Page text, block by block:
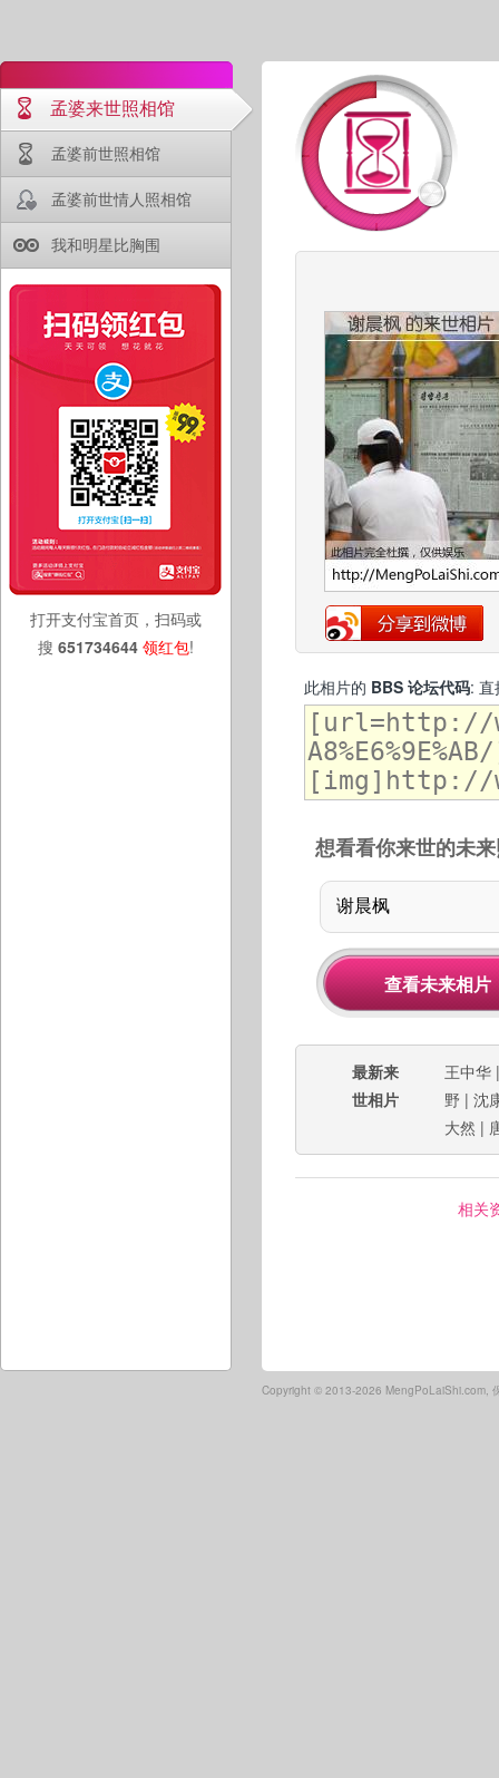
孟婆来世照相馆
孟婆前世照相馆
孟婆前世情人照相馆
我和明星比胸围
打开支付宝首页，扫码或
搜 651734644 领红包!
此相片的 BBS 论坛代码: 直
想看看你来世的未
最新来
世相片
王中华
野 | 沈
大然 |
相关
Copyright © 2013-2026 MengPoLaiShi.com,